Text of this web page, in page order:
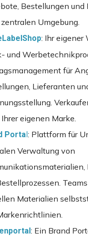
Bestellungen und
Umgebung.
: Ihr eigener
und
für
Lieferanten
eigenen Marke.
Portal: Plattform für
Verwaltung von
Materialien
: Ein Brand